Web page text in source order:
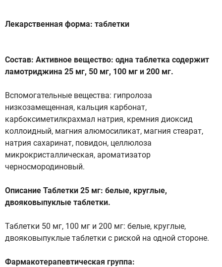
Лекарственная форма: таблетки
Состав: Активное вещество: одна таблетка содержит
ламотриджина 25 мг, 50 мг, 100 мг и 200 мг.
Вспомогательные вещества: гипролоза
низкозамещенная, кальция карбонат,
карбоксиметилкрахмал натрия, кремния диоксид
коллоидный, магния алюмосиликат, магния стеарат,
натрия сахаринат, повидон, целлюлоза
микрокристаллическая, ароматизатор
черносмородиновый.
Описание Таблетки 25 мг: белые, круглые,
двояковыпуклые таблетки.
Таблетки 50 мг, 100 мг и 200 мг: белые, круглые,
двояковыпуклые таблетки с риской на одной стороне.
Фармакотерапевтическая группа: